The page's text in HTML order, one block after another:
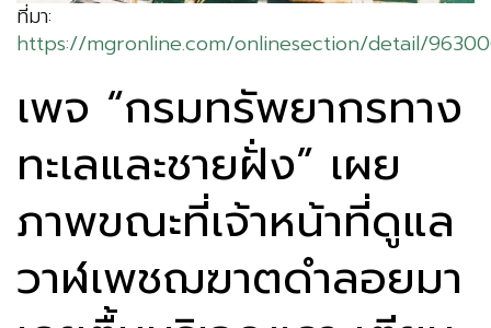
ที่มา:
https://mgronline.com/onlinesection/detail/
เพจ “กรมทรัพยากรทาง
ทะเลและชายฝั่ง” เผย
ภาพขณะที่เจ้าหน้าที่ดูแล
วาฬเพชฌฆาตดำลอยมา